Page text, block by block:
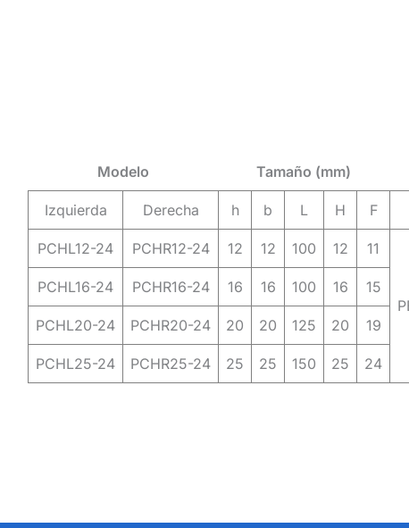
Modelo Tamaño (mm)
Izquierda Derecha h b L H F
PCHL12-24 PCHR12-24 12 12 100 12 11
PCHL16-24 PCHR16-24 16 16 100 16 15
PCHL20-24 PCHR20-24 20 20 125 20
19
PCHL25-24
PCHR25-24 25 25 150 25 24